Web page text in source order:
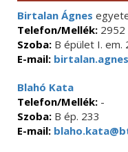
Birtalan Ágnes
Telefon/Mellék: 2952
Szoba: B épület I. em.
E-mail:
Blahó Kata
Telefon/Mellék: -
Szoba: B ép. 233
E-mail: